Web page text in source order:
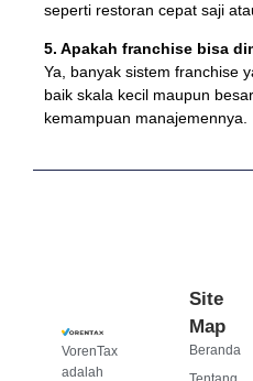
seperti restoran cepat saji
5. Apakah franchise bisa
Ya, banyak sistem franchise
baik skala kecil maupun
kemampuan manajemennya.
VorenTax
adalah
Site
Map
Beranda